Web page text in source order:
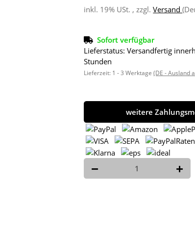
inkl. 19% USt. , zzgl.Versand
Sofort verfügbar
Lieferstatus: Versandfertig
Stunden
Lieferzeit: 1 - 3 Werktage(DE - Ausland
weitere